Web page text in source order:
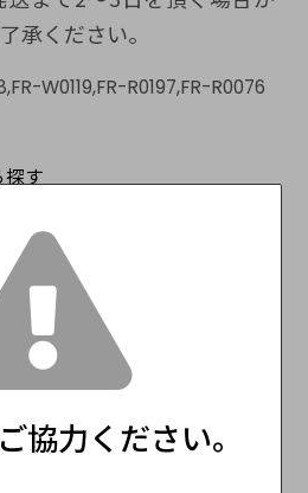
承ください。
W0119,FR-R0197,FR-R0076
探す
す
白ワイン
送料無料ワインセット
協力ください。